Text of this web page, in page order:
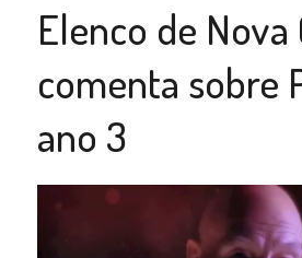
Elenco de Nova
comenta sobre
ano 3